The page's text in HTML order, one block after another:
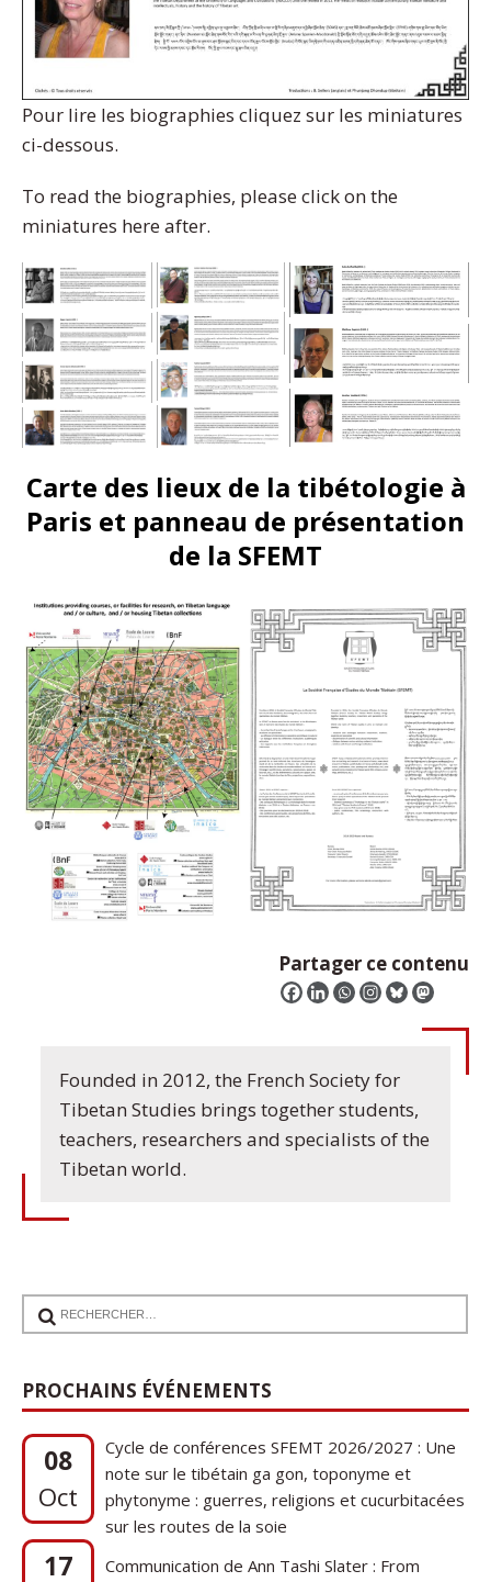
Pour lire les biographies cliquez sur les miniatures
ci-dessous.
To read the biographies, please click on the
miniatures here after.
Carte des lieux de la tibétologie à
Paris et panneau de présentation
de la SFEMT
Partager ce contenu
Founded in 2012, the French Society for
Tibetan Studies brings together students,
teachers, researchers and specialists of the
Tibetan world.
PROCHAINS ÉVÉNEMENTS
08
Oct
Cycle de conférences SFEMT 2026/2027 : Une
note sur le tibétain ga gon, toponyme et
phytonyme : guerres, religions et cucurbitacées
sur les routes de la soie
17
Communication de Ann Tashi Slater : From